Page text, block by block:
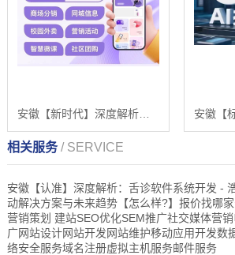
安徽【新时代】深度解析：舌诊软件系统开发 - 浩广网络科技的AI驱动解决方案与未来趋势【怎么用?】
相关服务/ SERVICE
安徽【认准】深度解析：舌诊软件系统开发 -
动解决方案与未来趋势【怎么样?】报价找哪
营销策划 建站SEO优化SEM推广社交媒体营
广网站设计网站开发网站维护移动应用开发数
络安全服务域名注册虚拟主机服务邮件服务